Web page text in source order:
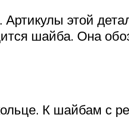
Артикулы этой
шайба. Она
К шайбам с